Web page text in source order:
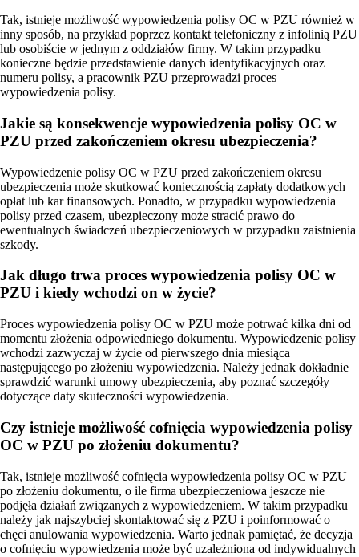
Tak, istnieje możliwość wypowiedzenia polisy OC w PZU również w
inny sposób, na przykład poprzez kontakt telefoniczny z infolinią PZU
lub osobiście w jednym z oddziałów firmy. W takim przypadku
konieczne będzie przedstawienie danych identyfikacyjnych oraz
numeru polisy, a pracownik PZU przeprowadzi proces
wypowiedzenia polisy.
Jakie są konsekwencje wypowiedzenia polisy OC w
PZU przed zakończeniem okresu ubezpieczenia?
Wypowiedzenie polisy OC w PZU przed zakończeniem okresu
ubezpieczenia może skutkować koniecznością zapłaty dodatkowych
opłat lub kar finansowych. Ponadto, w przypadku wypowiedzenia
polisy przed czasem, ubezpieczony może stracić prawo do
ewentualnych świadczeń ubezpieczeniowych w przypadku zaistnienia
szkody.
Jak długo trwa proces wypowiedzenia polisy OC w
PZU i kiedy wchodzi on w życie?
Proces wypowiedzenia polisy OC w PZU może potrwać kilka dni od
momentu złożenia odpowiedniego dokumentu. Wypowiedzenie polisy
wchodzi zazwyczaj w życie od pierwszego dnia miesiąca
następującego po złożeniu wypowiedzenia. Należy jednak dokładnie
sprawdzić warunki umowy ubezpieczenia, aby poznać szczegóły
dotyczące daty skuteczności wypowiedzenia.
Czy istnieje możliwość cofnięcia wypowiedzenia polisy
OC w PZU po złożeniu dokumentu?
Tak, istnieje możliwość cofnięcia wypowiedzenia polisy OC w PZU
po złożeniu dokumentu, o ile firma ubezpieczeniowa jeszcze nie
podjęła działań związanych z wypowiedzeniem. W takim przypadku
należy jak najszybciej skontaktować się z PZU i poinformować o
chęci anulowania wypowiedzenia. Warto jednak pamiętać, że decyzja
o cofnięciu wypowiedzenia może być uzależniona od indywidualnych